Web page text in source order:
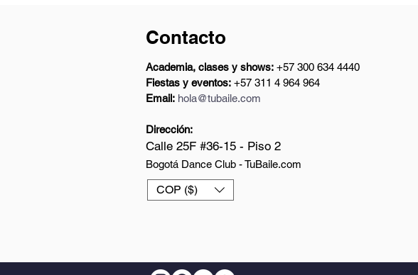
Contacto
Academia, clases y shows: +57 300 634 4440
Fiestas y eventos: +57 311 4 964 964
Email: hola@tubaile.com
Dirección:
Calle 25F #36-15 - Piso 2
Bogotá Dance Club - TuBaile.com
COP ($)